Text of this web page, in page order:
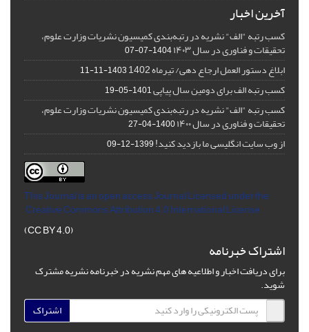
آخرین اخبار
کسب رتبه "الف" نشریه در رتبه‌بندی کمیسیون نشریات وزارت علوم،
تحقیقات و فناوری در سال ۱۴۰۳ 1404-07-07
ابلاغ دستور العمل ارجاع دهی/ تیرماه 1402 1403-11-11
کسب رتبه الف برای دومین سال پیاپی1401-05-19
کسب رتبه "الف" نشریه در رتبه‌بندی کمیسیون نشریات وزارت علوم،
تحقیقات و فناوری در سال ۱۴۰۰ 1400-04-27
از وب سایت انگلیسی ما بازدید کنید!1399-12-09
This Journal is an open access Journal Licensedunder the
Creative Commons Attribution 4.0 International License
(CC BY 4.0)
اشتراک خبرنامه
برای دریافت اخبار و اطلاعیه های مهم نشریه در خبرنامه نشریه مشترک
شوید.
اشتراک